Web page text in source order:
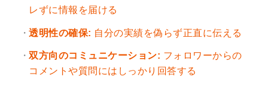
レずに情報を届ける
透明性の確保: 自分の実績を偽らず正直に伝える
双方向のコミュニケーション: フォロワーからの
コメントや質問にはしっかり回答する